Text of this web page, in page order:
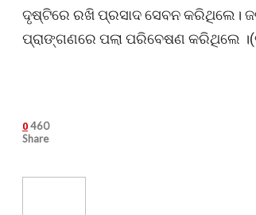
ଦୃଷ୍ଟିରେ ରଖି ପ୍ରସାଦ ସେବନ କରିଥିଲେ।
ପ୍ରାଙ୍ଗଣରେ ପଲା ପରିବେଷଣ କରିଥିଲେ
0 460
Share